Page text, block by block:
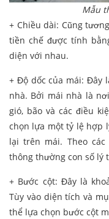
Mẫu
+ Chiều dài: Cũng
tiền chế được tính
diện với nhau.
+ Độ dốc của mái: Đây
nhà. Bởi mái nhà là
gió, bão và các điều
chọn lựa một tỷ lệ hợp
lại trên mái. Theo
thông thường con số lý
+ Bước cột: Đây là
Tùy vào diện tích và
thể lựa chọn bước cột